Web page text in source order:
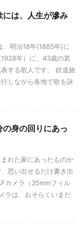
は、人生が滲み
、明治18年(1885年)に
年）に、43歳の若
する歌人です。 鉄道旅
しながら各地で歌を詠
の身の回りにあっ
れた家にあったものか
思い出せるだけ書き出
カメラ（35mmフィル
ラは、おそらくいまだ